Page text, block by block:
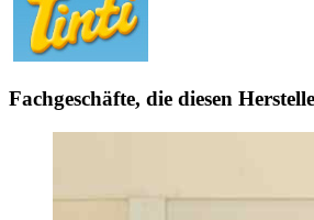
Fachgeschäfte, die diesen